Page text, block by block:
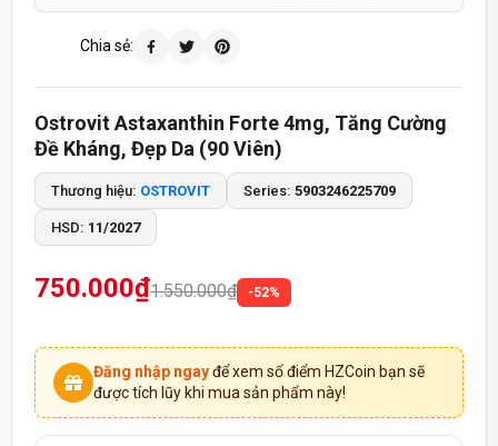
MỞ CỬA T2-T7: 8:30 - 20:30
SẢN PHẨM CHÍNH HÃNG - THANH TOÁN KHI NHẬN HÀNG
Chia sẻ:
Ostrovit Astaxanthin Forte 4mg, Tăng Cường
Đề Kháng, Đẹp Da (90 Viên)
Thương hiệu: OSTROVIT Series: 5903246225709
HSD: 11/2027
750.000₫1.550.000₫ -52%
Đăng nhập ngayđể xem số điểm HZCoin bạn sẽ
được tích lũy khi mua sản phẩm này!